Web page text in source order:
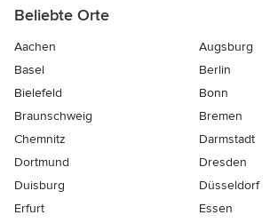
Beliebte Orte
Aachen
Augsburg
Basel
Berlin
Bielefeld
Bonn
Braunschweig
Bremen
Chemnitz
Darmstadt
Dortmund
Dresden
Duisburg
Düsseldorf
Erfurt
Essen